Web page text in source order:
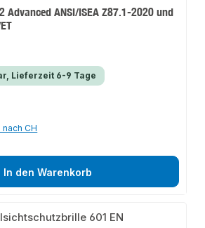
Advanced ANSI/ISEA Z87.1-2020 und
Lieferzeit 6-9 Tage
CH
In den Warenkorb